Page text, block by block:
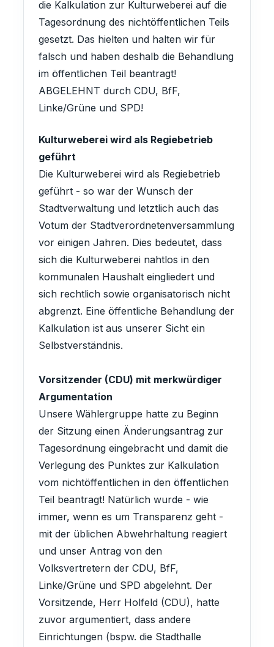
die Kalkulation zur Kulturweberei auf die
Tagesordnung des nichtöffentlichen Teils
gesetzt. Das hielten und halten wir für
falsch und haben deshalb die Behandlung
im öffentlichen Teil beantragt!
ABGELEHNT durch CDU, BfF,
Linke/Grüne und SPD!
Kulturweberei wird als Regiebetrieb
geführt
Die Kulturweberei wird als Regiebetrieb
geführt - so war der Wunsch der
Stadtverwaltung und letztlich auch das
Votum der Stadtverordnetenversammlung
vor einigen Jahren. Dies bedeutet, dass
sich die Kulturweberei nahtlos in den
kommunalen Haushalt eingliedert und
sich rechtlich sowie organisatorisch nicht
abgrenzt. Eine öffentliche Behandlung der
Kalkulation ist aus unserer Sicht ein
Selbstverständnis.
Vorsitzender (CDU) mit merkwürdiger
Argumentation
Unsere Wählergruppe hatte zu Beginn
der Sitzung einen Änderungsantrag zur
Tagesordnung eingebracht und damit die
Verlegung des Punktes zur Kalkulation
vom nichtöffentlichen in den öffentlichen
Teil beantragt! Natürlich wurde - wie
immer, wenn es um Transparenz geht -
mit der üblichen Abwehrhaltung reagiert
und unser Antrag von den
Volksvertretern der CDU, BfF,
Linke/Grüne und SPD abgelehnt. Der
Vorsitzende, Herr Holfeld (CDU), hatte
zuvor argumentiert, dass andere
Einrichtungen (bspw. die Stadthalle